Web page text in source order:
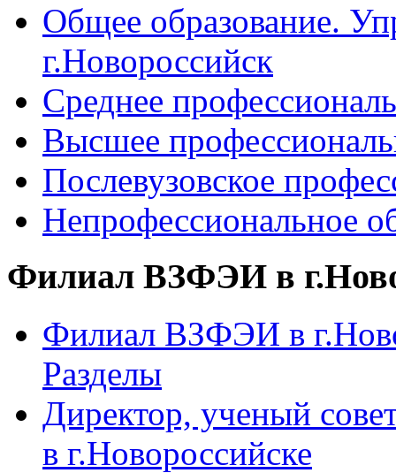
Общее образование.
г.Новороссийск
Среднее
Высшее
Послевузовское
Непрофессиональное
Филиал ВЗФЭИ в
Филиал ВЗФЭИ в
Разделы
Директор, ученый
в г.Новороссийске